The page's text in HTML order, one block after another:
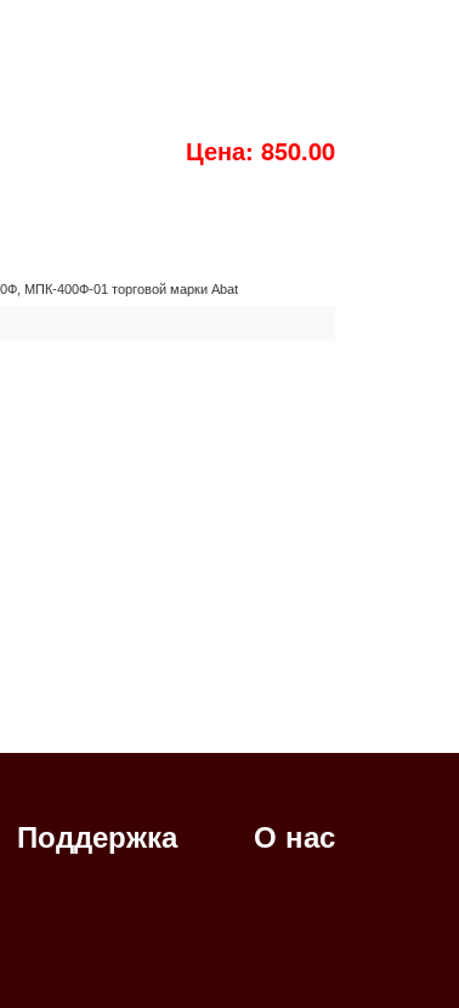
Цена: 850.00
МПК-400Ф-01 торговой марки Abat
Поддержка О нас